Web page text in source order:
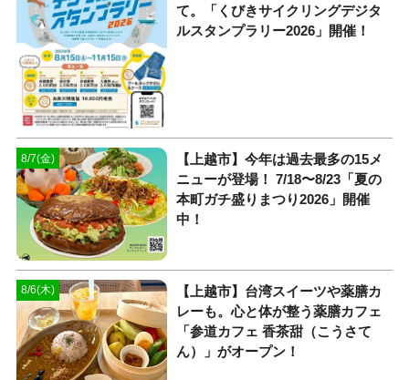
て。「くびきサイクリングデジタ
ルスタンプラリー2026」開催！
8/7(金)
【上越市】今年は過去最多の15メ
ニューが登場！ 7/18〜8/23「夏の
本町ガチ盛りまつり2026」開催
中！
8/6(木)
【上越市】台湾スイーツや薬膳カ
レーも。心と体が整う薬膳カフェ
「参道カフェ 香茶甜（こうさて
ん）」がオープン！